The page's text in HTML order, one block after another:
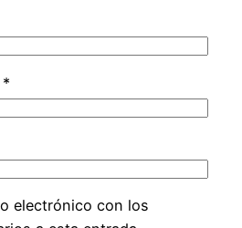
*
electrónico con los